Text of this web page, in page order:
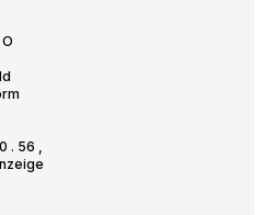
. 56 ,